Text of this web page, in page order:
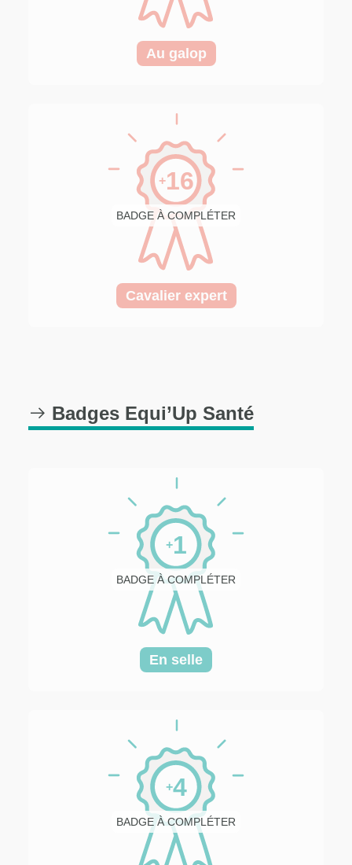
Au galop
BADGE À COMPLÉTER
+16
Cavalier expert
Badges Equi’Up Santé
BADGE À COMPLÉTER
+1
En selle
BADGE À COMPLÉTER
+4